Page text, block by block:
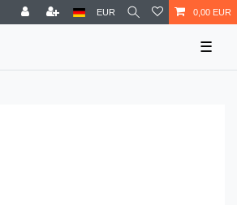
EUR 0,00 EUR
☰